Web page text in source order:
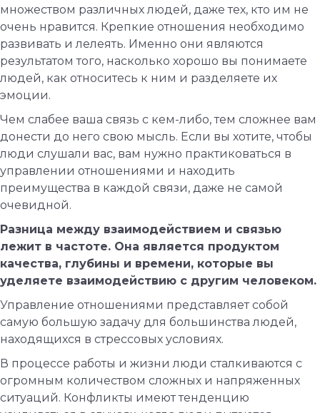
множеством различных людей, даже тех, кто им не
очень нравится. Крепкие отношения необходимо
развивать и лелеять. Именно они являются
результатом того, насколько хорошо вы понимаете
людей, как относитесь к ним и разделяете их
эмоции.
Чем слабее ваша связь с кем-либо, тем сложнее вам
донести до него свою мысль. Если вы хотите, чтобы
люди слушали вас, вам нужно практиковаться в
управлении отношениями и находить
преимущества в каждой связи, даже не самой
очевидной.
Разница между взаимодействием и связью
лежит в частоте. Она является продуктом
качества, глубины и времени, которые вы
уделяете взаимодействию с другим человеком.
Управление отношениями представляет собой
самую большую задачу для большинства людей,
находящихся в стрессовых условиях.
В процессе работы и жизни люди сталкиваются с
огромным количеством сложных и напряженных
ситуаций. Конфликты имеют тенденцию